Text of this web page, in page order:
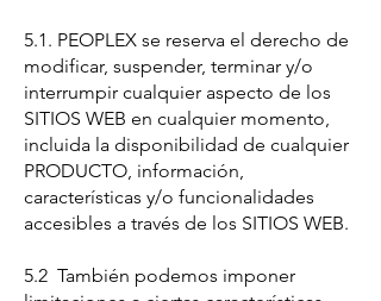
5.1. PEOPLEX se reserva el derecho de
modificar, suspender, terminar y/o
interrumpir cualquier aspecto de los
SITIOS WEB en cualquier momento,
incluida la disponibilidad de cualquier
PRODUCTO, información,
características y/o funcionalidades
accesibles a través de los SITIOS WEB.
5.2 También podemos imponer